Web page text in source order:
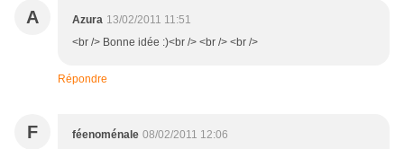
A Azura 13/02/2011 11:51
<br /> Bonne idée :)<br /> <br /> <br />
Répondre
F féenoménale 08/02/2011 12:06